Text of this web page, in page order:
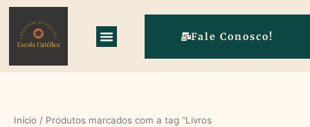
Fale Conosco!
Início / Produtos marcados com a tag “Livros